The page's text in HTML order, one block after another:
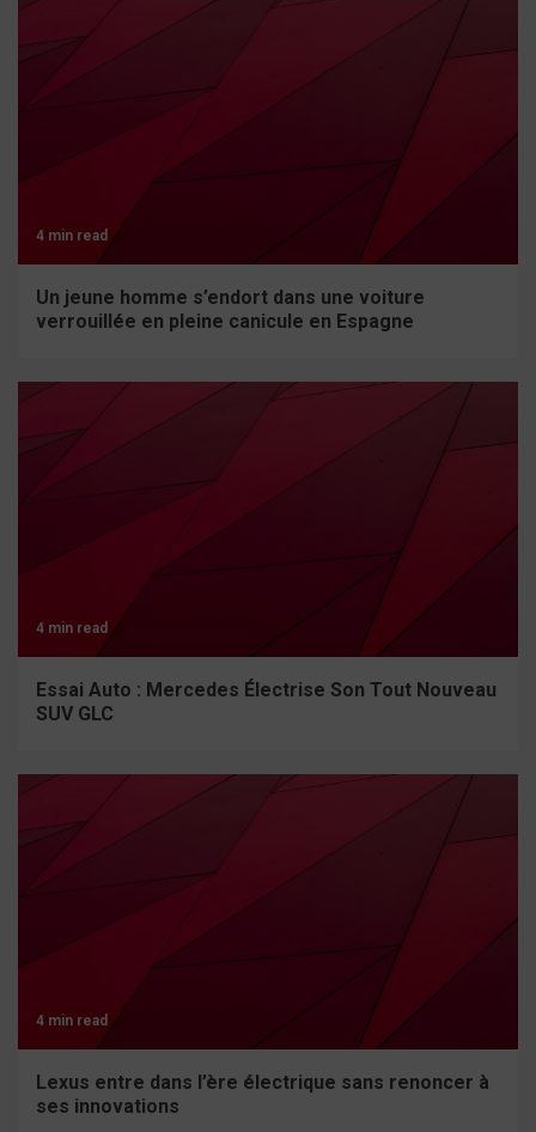
4 min read
Un jeune homme s’endort dans une voiture
verrouillée en pleine canicule en Espagne
4 min read
Essai Auto : Mercedes Électrise Son Tout Nouveau
SUV GLC
4 min read
Lexus entre dans l’ère électrique sans renoncer à
ses innovations